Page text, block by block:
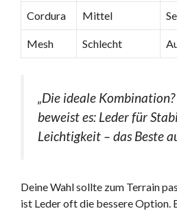
Cordura Mittel
Mesh Schlecht
„Die ideale
beweist es: Leder für
Leichtigkeit – das Beste
Deine Wahl sollte zum Terrain
ist Leder oft die bessere Option.